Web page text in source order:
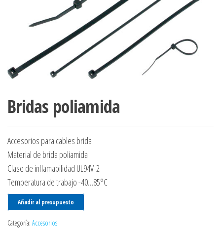
Bridas poliamida
Accesorios para cables brida
Material de brida poliamida
Clase de inflamabilidad UL94V-2
Temperatura de trabajo -40…85°C
Añadir al presupuesto
Categoría: Accesorios